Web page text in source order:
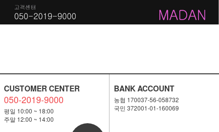
CUSTOMER CENTER
050-2019-9000
평일 10:00 ~ 18:00
주말 12:00 ~ 14:00
BANK ACCOUNT
농협 170037-56-058732
국민 372001-01-160069